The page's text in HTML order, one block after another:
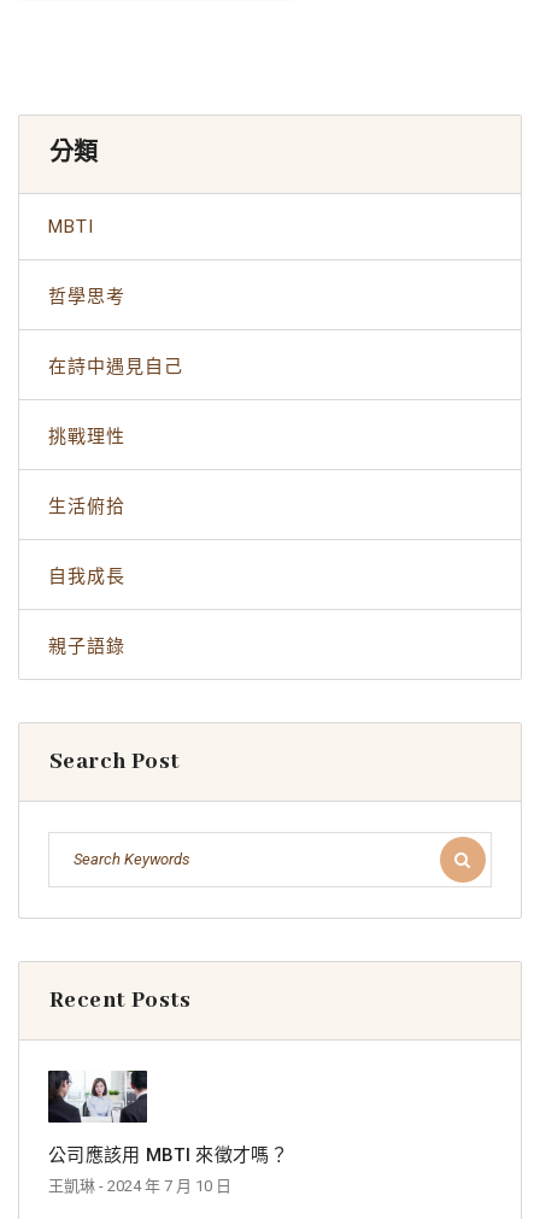
分類
MBTI
哲學思考
在詩中遇見自己
挑戰理性
生活俯拾
自我成長
親子語錄
Search Post
Recent Posts
公司應該用 MBTI 來徵才嗎？
王凱琳 - 2024 年 7 月 10 日